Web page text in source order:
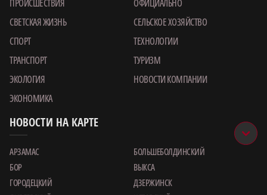
Шесть пар нижегородских молодоженов вступили в брак в
усадьбе Рукавишниковых. С бракосочетанием и Днем семьи,
любви и верности молодоженов поздравил первый заместитель
губернатора Нижегородской области Андрей Гнеушев. Он
подчеркнул, что именно семейные ценности делают наш регион
и нашу страну сильными и процветающими.
«Очень символично, что вы заключили свои союзы в такой
верности! Самое дорогое, что у нас есть, — это семья. Именно
она — источник силы, тепла и вдохновения. Сегодня вы сделали
очень важный шаг. И я искренне желаю вам долгой счастливой
семейной жизни, полной согласия и взаимопонимания, крепости
чувств и бесконечной веры друг в друга. Ну и, конечно, пусть в
будущем ваши дома наполняются детским смехом. Желаю, чтобы